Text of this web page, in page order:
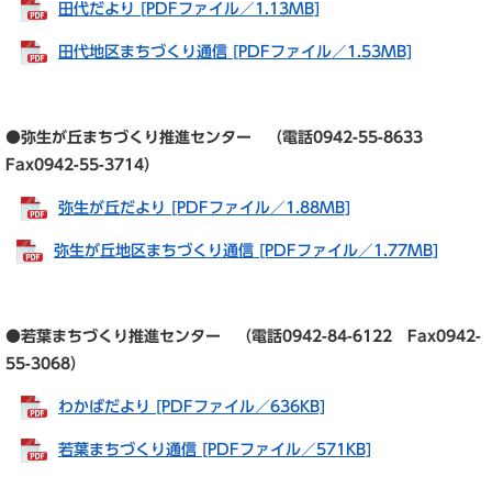
田代だより [PDFファイル／1.13MB]
田代地区まちづくり通信 [PDFファイル／1.53MB]
●弥生が丘まちづくり推進センター （電話0942-55-8633
Fax0942-55-3714）
弥生が丘だより [PDFファイル／1.88MB]
弥生が丘地区まちづくり通信 [PDFファイル／1.77MB]
●若葉まちづくり推進センター （電話0942-84-6122 Fax0942-
55-3068）
わかばだより [PDFファイル／636KB]
若葉まちづくり通信 [PDFファイル／571KB]